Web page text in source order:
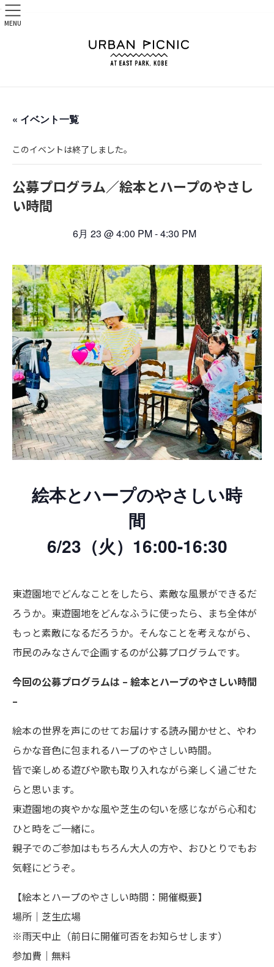
.
« イベント一覧
このイベントは終了しました。
公募プログラム／絵本とハープのやさし
い時間
6月 23 @ 4:00 PM-4:30 PM
絵本とハープのやさしい時
間
6/23（火）16:00-16:30
東遊園地でどんなことをしたら、素敵な風景ができるだ
ろうか。東遊園地をどんなふうに使ったら、まち全体が
もっと素敵になるだろうか。そんなことを考えながら、
市民のみなさんで企画するのが公募プログラムです。
今回の公募プログラムは – 絵本とハープのやさしい時間
–
絵本の世界を声にのせてお届けする読み聞かせと、やわ
らかな音色に包まれるハープのやさしい時間。
皆で楽しめる遊びや歌も取り入れながら楽しく過ごせた
らと思います。
東遊園地の爽やかな風や芝生の匂いを感じながら心和む
ひと時をご一緒に。
親子でのご参加はもちろん大人の方や、おひとりでもお
気軽にどうぞ。
【絵本とハープのやさしい時間：開催概要】
場所｜芝生広場
※雨天中止（前日に開催可否をお知らせします）
参加費｜無料
MENU